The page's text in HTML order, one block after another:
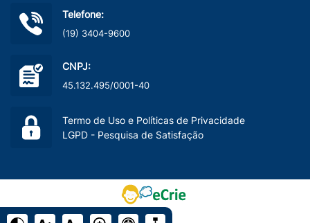
Telefone:
(19) 3404-9600
CNPJ:
45.132.495/0001-40
Termo de Uso e Políticas de Privacidade
LGPD - Pesquisa de Satisfação